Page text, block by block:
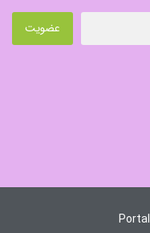
عضویت
Portal